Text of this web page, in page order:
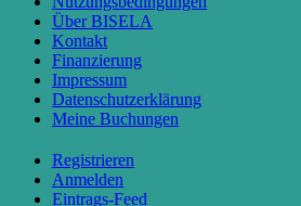
Über BISELA
Kontakt
Finanzierung
Impressum
Datenschutzerklärung
Meine Buchungen
Registrieren
Anmelden
Eintrags-Feed